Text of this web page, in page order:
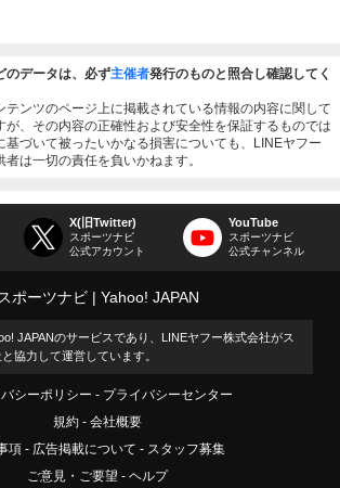
のデータは、必ず主催者発行のものと照合し確認してく
テンツのページ上に掲載されている情報の内容に関して
が、その内容の正確性および安全性を保証するものでは
基づいて被ったいかなる損害についても、LINEヤフー
は一切の責任を負いかねます。
X(旧Twitter)
スポーツナビ
公式アカウント
YouTube
スポーツナビ
公式チャンネル
スポーツナビ Yahoo! JAPAN
JAPANのサービスであり、LINEヤフー株式会社がス
協力して運営しています。
シーポリシー
プライバシーセンター
規約
会社概要
項
広告掲載について
スタッフ募集
ご意見・ご要望
ヘルプ